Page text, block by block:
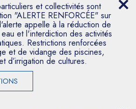
et collectivités sont
"ALERTE RENFORCÉE" sur
appelle à la réduction de
et l'interdiction des activités
Restrictions renforcées
et de vidange des piscines,
d’irrigation de cultures.